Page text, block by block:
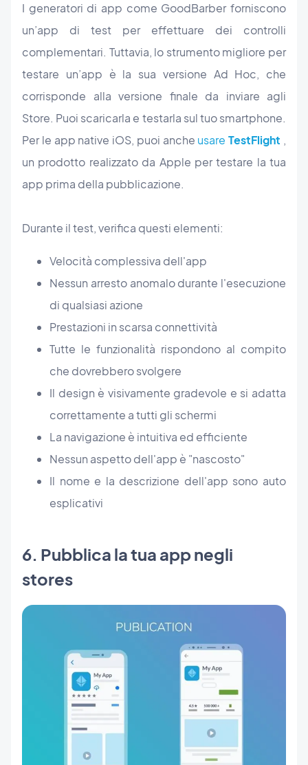
I generatori di app come GoodBarber forniscono
un’app di test per effettuare dei controlli
complementari. Tuttavia, lo strumento migliore per
testare un’app è la sua versione Ad Hoc, che
corrisponde alla versione finale da inviare agli
Store. Puoi scaricarla e testarla sul tuo smartphone.
Per le app native iOS, puoi anche usareTestFlight ,
un prodotto realizzato da Apple per testare la tua
app prima della pubblicazione.
Durante il test, verifica questi elementi:
Velocità complessiva dell'app
Nessun arresto anomalo durante l'esecuzione
di qualsiasi azione
Prestazioni in scarsa connettività
Tutte le funzionalità rispondono al compito
che dovrebbero svolgere
Il design è visivamente gradevole e si adatta
correttamente a tutti gli schermi
La navigazione è intuitiva ed efficiente
Nessun aspetto dell'app è "nascosto"
Il nome e la descrizione dell'app sono auto
esplicativi
6. Pubblica la tua app negli
stores